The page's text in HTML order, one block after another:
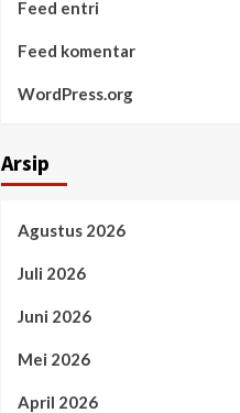
Feed entri
Feed komentar
WordPress.org
Arsip
Agustus 2026
Juli 2026
Juni 2026
Mei 2026
April 2026